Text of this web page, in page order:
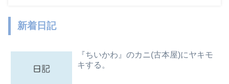
新着日記
『ちいかわ』のカニ(古本屋)にヤキモ
キする。